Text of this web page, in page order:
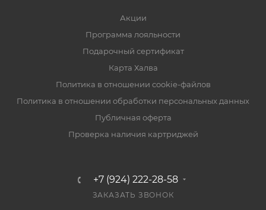
Акции
Программа лояльности
Подарочный сертификат
Карта Халва
Политика в отношении cookie-файлов
Политика в отношении обработки персональных данных
Публичная оферта
Проверка наличия картриджей
+7 (924) 222-28-58
ЗАКАЗАТЬ ЗВОНОК